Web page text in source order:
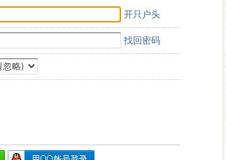
开只户头
找回密码